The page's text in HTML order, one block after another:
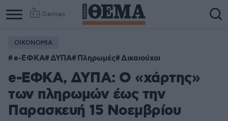
Games
ΟΙΚΟΝΟΜΙΑ
e-ΕΦΚΑ ΔΥΠΑ Πληρωμές Δικαιούχοι
e-ΕΦΚΑ, ΔΥΠΑ: Ο «χάρτης»
των πληρωμών έως την
Παρασκευή 15 Nοεμβρίου